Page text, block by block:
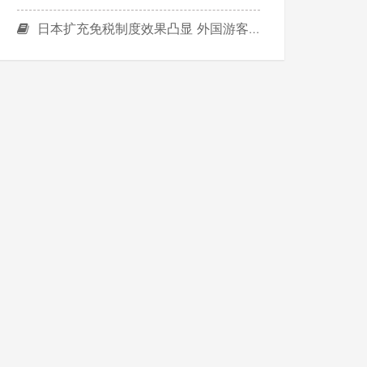
日本扩充免税制度效果凸显 外国游客消费额增5成